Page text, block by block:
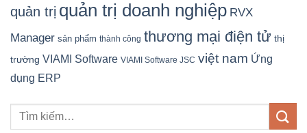
quản trị quản trị doanh nghiệp RVX
Manager sản phẩm thành công thương mại điện tử thị
trường VIAMI Software VIAMI Software JSC việt nam Ứng
dụng ERP